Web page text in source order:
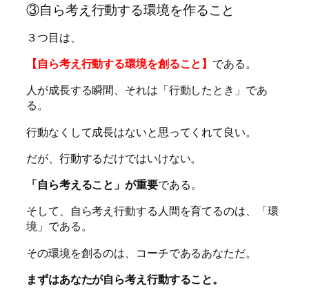
③自ら考え行動する環境を作ること
３つ目は、
【自ら考え行動する環境を創ること】 である。
人が成長する瞬間、それは「行動したとき」であ
る。
行動なくして成長はないと思ってくれて良い。
だが、行動するだけではいけない。
「自ら考えること」が重要である。
そして、自ら考え行動する人間を育てるのは、「環
境」である。
その環境を創るのは、コーチであるあなただ。
まずはあなたが自ら考え行動すること。